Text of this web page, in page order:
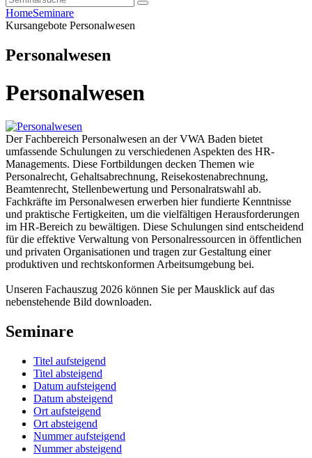
HomeSeminare
Kursangebote Personalwesen
Personalwesen
Personalwesen
Der Fachbereich Personalwesen an der VWA Baden bietet
umfassende Schulungen zu verschiedenen Aspekten des HR-
Managements. Diese Fortbildungen decken Themen wie
Personalrecht, Gehaltsabrechnung, Reisekostenabrechnung,
Beamtenrecht, Stellenbewertung und Personalratswahl ab.
Fachkräfte im Personalwesen erwerben hier fundierte Kenntnisse
und praktische Fertigkeiten, um die vielfältigen Herausforderungen
im HR-Bereich zu bewältigen. Diese Schulungen sind entscheidend
für die effektive Verwaltung von Personalressourcen in öffentlichen
und privaten Organisationen und tragen zur Gestaltung einer
produktiven und rechtskonformen Arbeitsumgebung bei.
Unseren Fachauszug 2026 können Sie per Mausklick auf das
nebenstehende Bild downloaden.
Seminare
Titel aufsteigend
Titel absteigend
Datum aufsteigend
Datum absteigend
Ort aufsteigend
Ort absteigend
Nummer aufsteigend
Nummer absteigend